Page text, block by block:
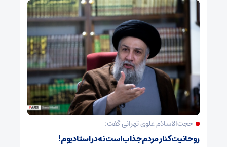
حجت‌الاسلام علوی تهرانی گفت:
روحانیت کنار مردم جذاب است نه در استادیوم!